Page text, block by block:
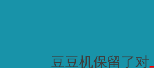
豆豆机保留了对